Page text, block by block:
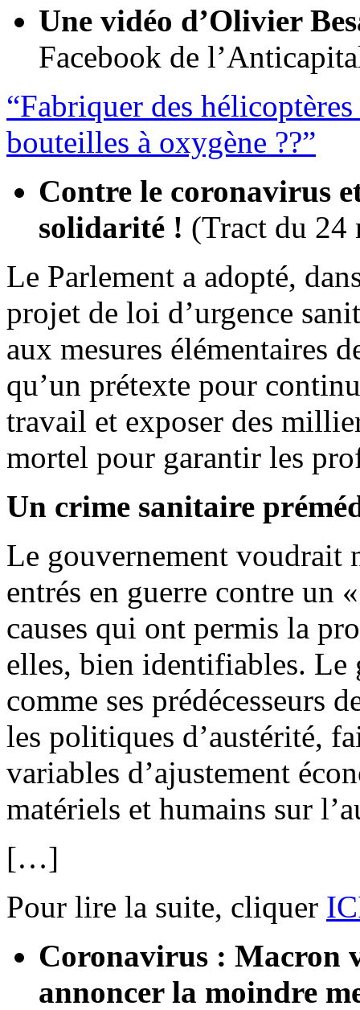
Une vidéo d’Olivier
Facebook de
“Fabriquer des
bouteilles à oxygène ??”
Contre le coronavirus
solidarité ! (Tract du 24
Le Parlement a adopté,
projet de loi d’urgence
aux mesures élémentaires
qu’un prétexte pour
travail et exposer des
mortel pour garantir les
Un crime sanitaire
Le gouvernement voudrait
entrés en guerre contre un
causes qui ont permis la
elles, bien identifiables.
comme ses prédécesseurs
les politiques d’austérité,
variables d’ajustement
matériels et humains sur
[…]
Pour lire la suite, cliquer
Coronavirus : Macron
annoncer la moindre